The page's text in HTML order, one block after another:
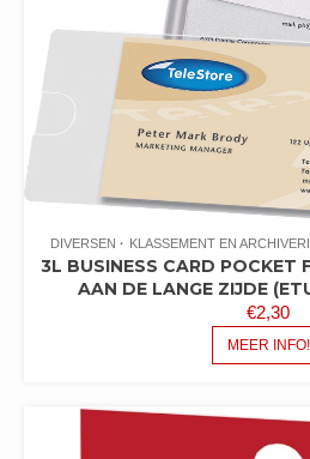
DIVERSEN KLASSEMENT EN
3L BUSINESS CARD POCKET
AAN DE LANGE ZIJDE
€2,30
MEER INFO!